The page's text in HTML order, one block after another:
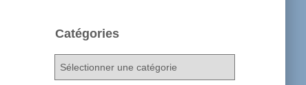
Catégories
C